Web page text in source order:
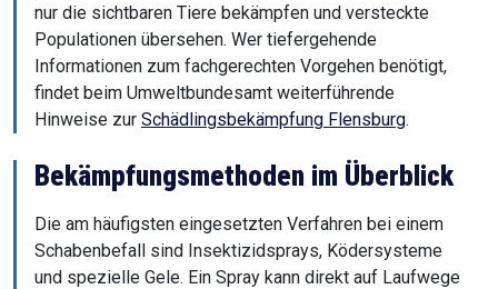
nur die sichtbaren Tiere bekämpfen und versteckte
Populationen übersehen. Wer tiefergehende
Informationen zum fachgerechten Vorgehen benötigt,
findet beim Umweltbundesamt weiterführende
Hinweise zur Schädlingsbekämpfung Flensburg.
Bekämpfungsmethoden im Überblick
Die am häufigsten eingesetzten Verfahren bei einem
Schabenbefall sind Insektizidsprays, Ködersysteme
und spezielle Gele. Ein Spray kann direkt auf Laufwege